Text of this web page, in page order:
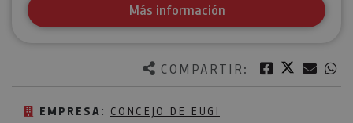
COMPARTIR: Facebook
Twitter
EMPRESA: CONCEJO DE EUGI
Más información